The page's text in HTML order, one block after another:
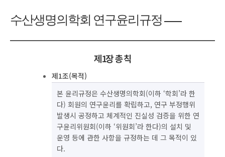
수산생명의학회 연구윤리규정
제1장 총 칙
제1조(목적)
본 윤리규정은 수산생명의학회(이하 ‘학회’라 한
다) 회원의 연구윤리를 확립하고, 연구 부정행위
발생시 공정하고 체계적인 진실성 검증을 위한 연
구윤리위원회(이하 ‘위원회’라 한다)의 설치 및
운영 등에 관한 사항을 규정하는 데 그 목적이 있
다.